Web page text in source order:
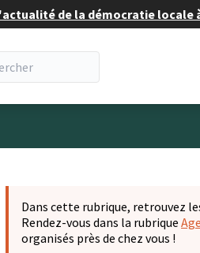
de la démocratie locale
Dans cette rubrique, retrouvez
Rendez-vous dans la rubrique
organisés près de chez vous !